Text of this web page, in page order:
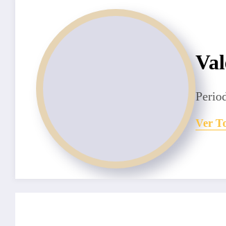
Ver